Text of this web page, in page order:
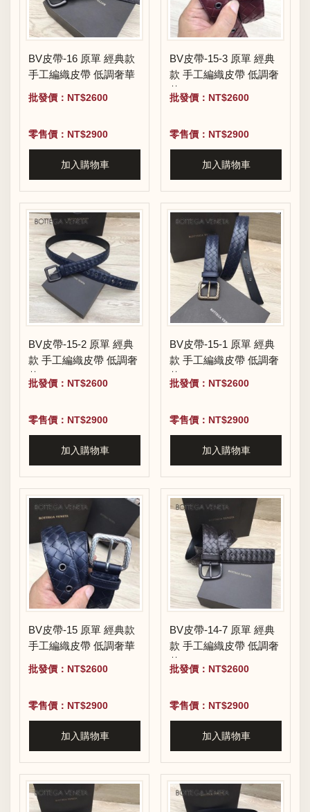
BV皮帶-16 原單 經典款
手工編織皮帶 低調奢華
批發價：NT$2600
零售價：NT$2900
加入購物車
BV皮帶-15-3 原單 經典
款 手工編織皮帶 低調奢
華
批發價：NT$2600
零售價：NT$2900
加入購物車
BV皮帶-15-2 原單 經典
款 手工編織皮帶 低調奢
華
批發價：NT$2600
零售價：NT$2900
加入購物車
BV皮帶-15-1 原單 經典
款 手工編織皮帶 低調奢
華
批發價：NT$2600
零售價：NT$2900
加入購物車
BV皮帶-15 原單 經典款
手工編織皮帶 低調奢華
批發價：NT$2600
零售價：NT$2900
加入購物車
BV皮帶-14-7 原單 經典
款 手工編織皮帶 低調奢
華
批發價：NT$2600
零售價：NT$2900
加入購物車